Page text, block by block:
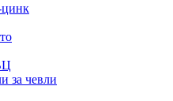
цинк
за чевли